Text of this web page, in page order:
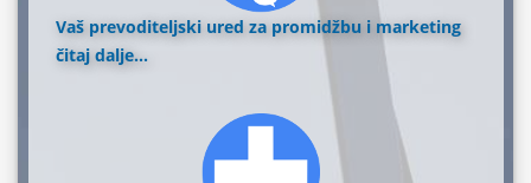
Vaš prevoditeljski ured za promidžbu i marketing
čitaj dalje...